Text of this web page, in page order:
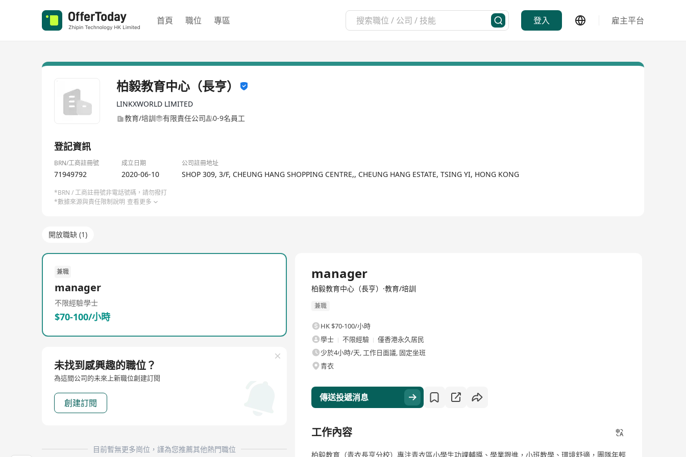
首頁 職位 專區 登入 雇主平台
柏毅教育中心（長亨）
LINKXWORLD LIMITED
教育/培訓
有限責任公司 0-9名員工
登記資訊
BRN/工商註冊號 成立日期 公司註冊地址
71949792 2020-06-10 SHOP 309, 3/F, CHEUNG HANG SHOPPING CENTRE,, CHEUNG HANG ESTATE, TSING YI, HONG KONG
*BRN / 工商註冊號非電話號碼，請勿撥打
*數據來源與責任限制說明 查看更多
開放職缺 (1)
兼職
manager
不限經驗學士
$70-100/小時
未找到感興趣的職位？
為這間公司的未來上新職位創建訂閱
創建訂閱
目前暫無更多崗位，謹為您推薦其他熱門職位
manager
柏毅教育中心（長亨）·教育/培訓
兼職
HK $70-100/小時
學士
不限經驗
僅香港永久居民
少於4小時/天, 工作日面議, 固定坐班
青衣
傳送投遞消息
工作內容
柏毅教育（青衣長亨分校）專注青衣區小學生功課輔導、學業跟進，小班教學、環境舒適，團隊年輕